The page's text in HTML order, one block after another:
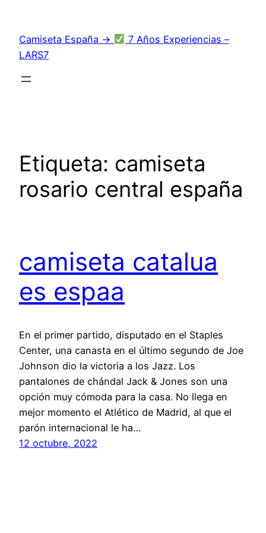
contenido
Camiseta España →
7 Años Experiencias –
LARS7
Etiqueta: camiseta
rosario central españa
camiseta catalua
es espaa
En el primer partido, disputado en el Staples
Center, una canasta en el último segundo de Joe
Johnson dio la victoria a los Jazz. Los
pantalones de chándal Jack & Jones son una
opción muy cómoda para la casa. No llega en
mejor momento el Atlético de Madrid, al que el
parón internacional le ha…
12 octubre, 2022